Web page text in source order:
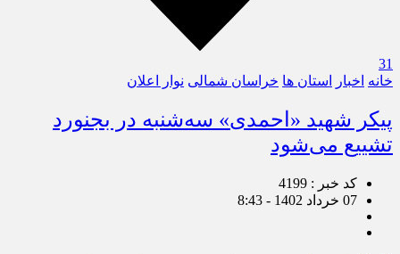
31
خانه اخبار استان ها خراسان شمالی نوار اعلان
پیکر شهید «احمدی» سه‌شنبه در بجنورد
تشییع می‌شود
کد خبر : 4199
07 خرداد 1402 - 8:43